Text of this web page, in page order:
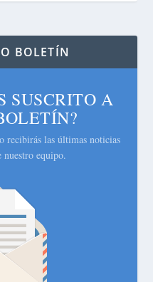
BOLETÍN
SUSCRITO A
recibirás las últimas noticias
nuestro equipo.